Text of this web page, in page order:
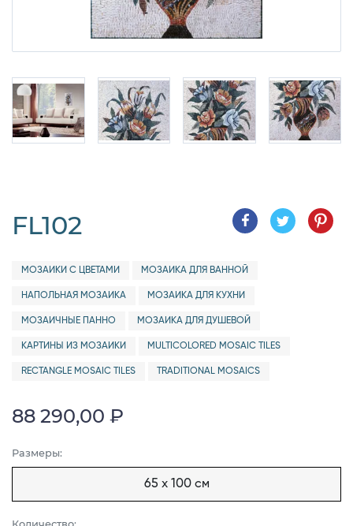
FL102
МОЗАИКИ С ЦВЕТАМИ МОЗАИКА ДЛЯ ВАННОЙ
НАПОЛЬНАЯ МОЗАИКА МОЗАИКА ДЛЯ КУХНИ
МОЗАИЧНЫЕ ПАННО МОЗАИКА ДЛЯ ДУШЕВОЙ
КАРТИНЫ ИЗ МОЗАИКИ MULTICOLORED MOSAIC TILES
RECTANGLE MOSAIC TILES TRADITIONAL MOSAICS
88 290,00 ₽
Размеры:
65 x 100 см